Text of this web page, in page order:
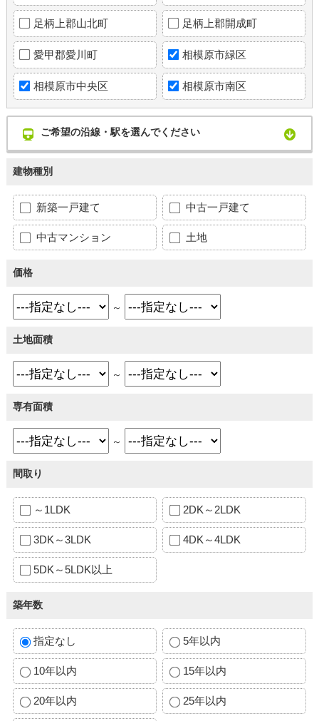
足柄上郡山北町 足柄上郡開成町
愛甲郡愛川町 相模原市緑区
相模原市中央区 相模原市南区
ご希望の沿線・駅を選んでください
建物種別
新築一戸建て 中古一戸建て
中古マンション 土地
価格
～
土地面積
～
専有面積
～
間取り
～1LDK 2DK～2LDK
3DK～3LDK 4DK～4LDK
5DK～5LDK以上
築年数
指定なし 5年以内
10年以内 15年以内
20年以内 25年以内